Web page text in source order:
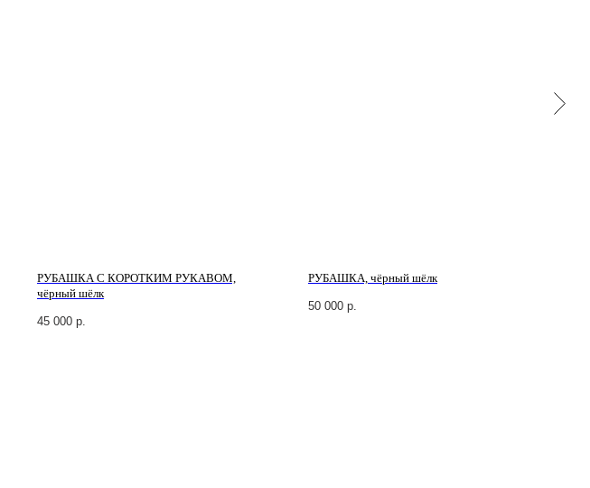
РУБАШКА С КОРОТКИМ РУКАВОМ,
чёрный шёлк
45 000 р.
РУБАШКА, чёрный шёлк
50 000 р.